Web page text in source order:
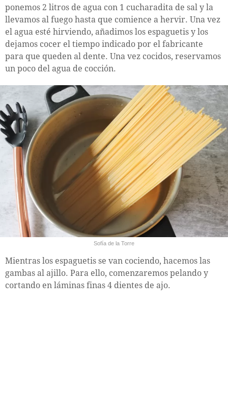
ponemos 2 litros de agua con 1 cucharadita de sal y la
llevamos al fuego hasta que comience a hervir. Una vez
el agua esté hirviendo, añadimos los espaguetis y los
dejamos cocer el tiempo indicado por el fabricante
para que queden al dente. Una vez cocidos, reservamos
un poco del agua de cocción.
Sofía de la Torre
Mientras los espaguetis se van cociendo, hacemos las
gambas al ajillo. Para ello, comenzaremos pelando y
cortando en láminas finas 4 dientes de ajo.